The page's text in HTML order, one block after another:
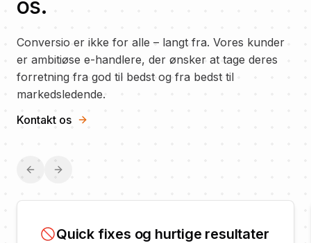
os.
Conversio er ikke for alle – langt fra. Vores kunder
er ambitiøse e-handlere, der ønsker at tage deres
forretning fra god til bedst og fra bedst til
markedsledende.
Kontakt os
Previous slide
Next slide
Quick fixes og hurtige resultater